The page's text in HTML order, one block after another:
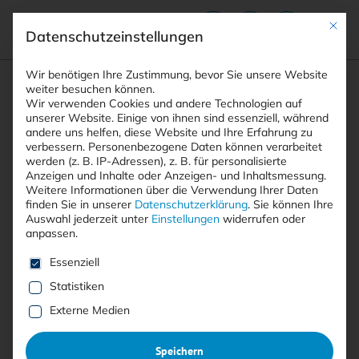
Suchfeld
Suchen
Breadcrumb-Navigation
STARTSEITE
PRINTAUSGABEN
TITELTHEMA: MALWARE-TRENDS UND -ABWEHR …
DIE JAGD NACH IT-SECURITY-EXPERTEN
Artikel kostenlos lesen
Die Jagd nach IT-Security-
Experten
IT-Security-Spezialisten sind gefragter denn je!
Mit
Datenschutzeinstellungen
Wir benötigen Ihre Zustimmung, bevor Sie unsere Website
weiter besuchen können.
Wir verwenden Cookies und andere Technologien auf
unserer Website. Einige von ihnen sind essenziell, während
andere uns helfen, diese Website und Ihre Erfahrung zu
verbessern. Personenbezogene Daten können verarbeitet
werden (z. B. IP-Adressen), z. B. für personalisierte
Anzeigen und Inhalte oder Anzeigen- und Inhaltsmessung.
Weitere Informationen über die Verwendung Ihrer Daten
finden Sie in unserer Datenschutzerklärung. Sie können Ihre
Auswahl jederzeit unter Einstellungen widerrufen oder
anpassen.
Es folgt eine Liste der Service-Gruppen, für die eine
Essenziell
Statistiken
Externe Medien
Speichern